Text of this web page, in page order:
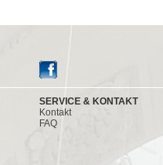
SERVICE & KONTAKT
Kontakt
FAQ